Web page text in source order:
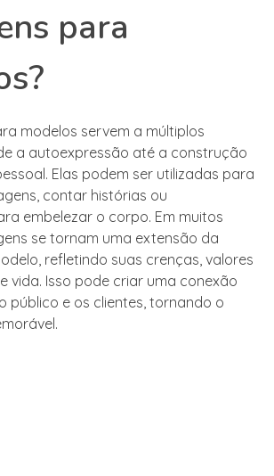
para
modelos servem a múltiplos
a autoexpressão até a construção
Elas podem ser utilizadas para
contar histórias ou
embelezar o corpo. Em muitos
se tornam uma extensão da
refletindo suas crenças, valores
vida. Isso pode criar uma conexão
público e os clientes, tornando o